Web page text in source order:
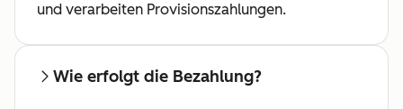
und verarbeiten Provisionszahlungen.
Wie erfolgt die Bezahlung?